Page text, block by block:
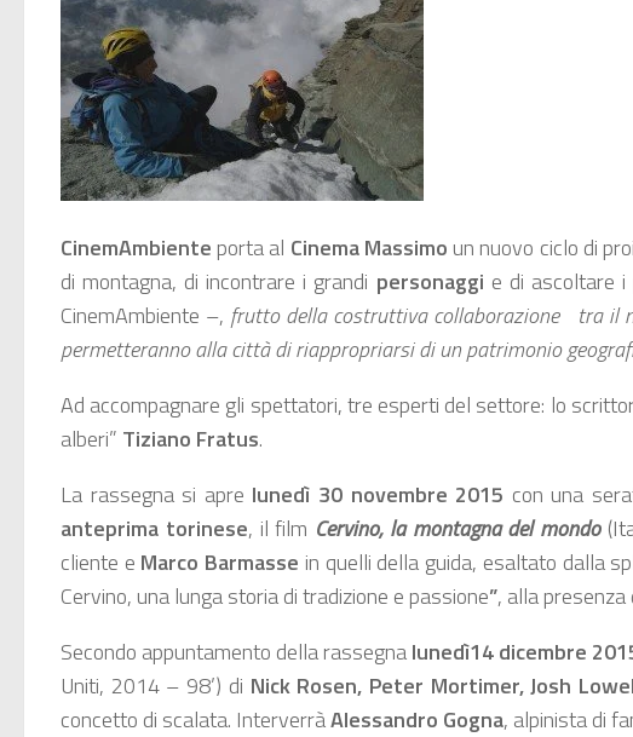
CinemAmbiente porta al Cinema Massimo un nuovo ciclo di
di montagna, di incontrare i grandi personaggi e di ascoltare
CinemAmbiente –, frutto della costruttiva collaborazione tra il
permetteranno alla città di riappropriarsi di un patrimonio
Ad accompagnare gli spettatori, tre esperti del settore: lo
alberi” Tiziano Fratus.
La rassegna si apre lunedì 30 novembre 2015 con una
anteprima torinese, il film Cervino, la montagna del mondo
cliente e Marco Barmasse in quelli della guida, esaltato dalla
Cervino, una lunga storia di tradizione e passione”, alla
Secondo appuntamento della rassegnalunedì14 dicembre
Uniti, 2014 – 98’) di Nick Rosen, Peter Mortimer, Josh
concetto di scalata. InterverràAlessandro Gogna, alpinista di